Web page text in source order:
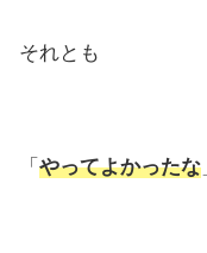
それとも
「 やってよかったな